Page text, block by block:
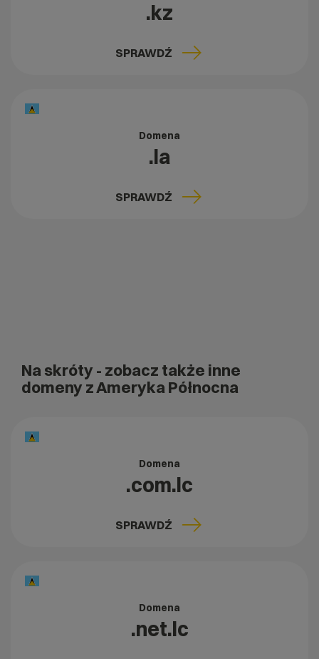
.kz
SPRAWDŹ
Domena
.la
SPRAWDŹ
Na skróty - zobacz także inne
domeny z Ameryka Północna
Domena
.com.lc
SPRAWDŹ
Domena
.net.lc